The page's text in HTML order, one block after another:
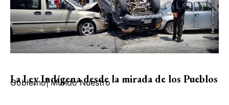
La Ley Indígena desde la mirada de los Pueblos
Gobierno| Mundo Nuestro